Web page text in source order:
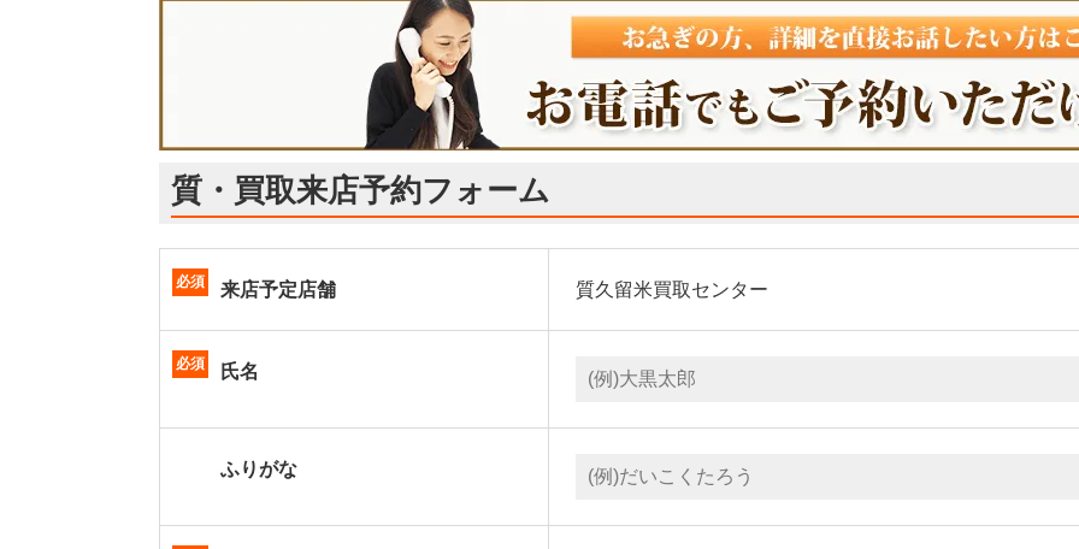
質・買取来店予約フォーム
必須 来店予定店舗 質久留米買取センター
必須 氏名
ふりがな